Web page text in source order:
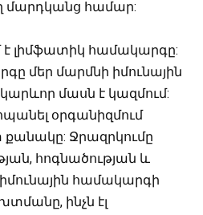
մարդկանց համար:
է լիմֆատիկ համակարգը:
մեր մարմնի իմունային
մասն է կազմում:
օրգանիզմում
քանակը: Ջրազրկումը
հոգնածության և
համակարգի
ինչն էլ